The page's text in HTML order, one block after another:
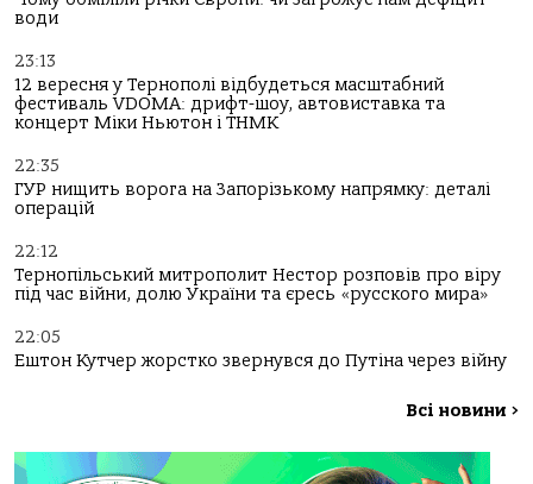
води
23:13
12 вересня у Тернополі відбудеться масштабний
фестиваль VDOMA: дрифт-шоу, автовиставка та
концерт Міки Ньютон і ТНМК
22:35
ГУР нищить ворога на Запорізькому напрямку: деталі
операцій
22:12
Тернопільський митрополит Нестор розповів про віру
під час війни, долю України та єресь «русского мира»
22:05
Ештон Кутчер жорстко звернувся до Путіна через війну
Всі новини >